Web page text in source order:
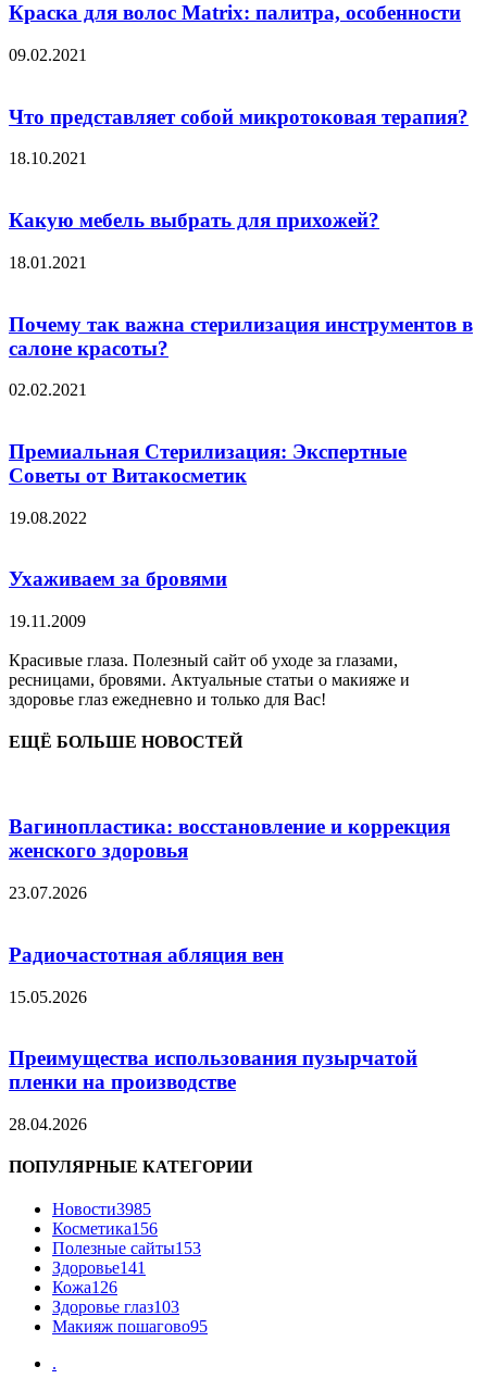
Краска для волос Matrix: палитра, особенности
09.02.2021
Что представляет собой микротоковая терапия?
18.10.2021
Какую мебель выбрать для прихожей?
18.01.2021
Почему так важна стерилизация инструментов в
салоне красоты?
02.02.2021
Премиальная Стерилизация: Экспертные
Советы от Витакосметик
19.08.2022
Ухаживаем за бровями
19.11.2009
Красивые глаза. Полезный сайт об уходе за глазами,
ресницами, бровями. Актуальные статьи о макияже и
здоровье глаз ежедневно и только для Вас!
ЕЩЁ БОЛЬШЕ НОВОСТЕЙ
Вагинопластика: восстановление и коррекция
женского здоровья
23.07.2026
Радиочастотная абляция вен
15.05.2026
Преимущества использования пузырчатой
пленки на производстве
28.04.2026
ПОПУЛЯРНЫЕ КАТЕГОРИИ
Новости3985
Косметика156
Полезные сайты153
Здоровье141
Кожа126
Здоровье глаз103
Макияж пошагово95
.